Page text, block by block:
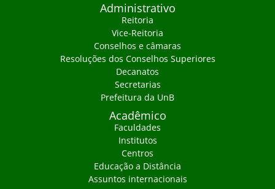
Administrativo
Reitoria
Vice-Reitoria
Conselhos e câmaras
Resoluções dos Conselhos Superiores
Decanatos
Secretarias
Prefeitura da UnB
Acadêmico
Faculdades
Institutos
Centros
Educação a Distância
Assuntos internacionais